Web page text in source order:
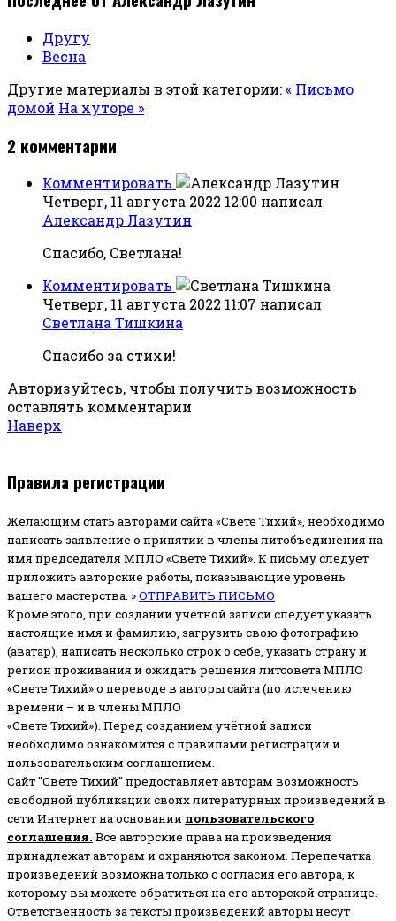
Другу
Весна
Другие материалы в этой категории:« Письмо
домой На хуторе »
2 комментарии
Комментировать
Четверг, 11 августа 2022 12:00 написал
Александр Лазутин
Спасибо, Светлана!
Комментировать
Четверг, 11 августа 2022 11:07 написал
Светлана Тишкина
Спасибо за стихи!
Авторизуйтесь, чтобы получить возможность
оставлять комментарии
Наверх
Правила регистрации
Желающим стать авторами сайта «Свете Тихий», необходимо
написать заявление о принятии в члены литобъединения на
имя председателя МПЛО «Свете Тихий». К письму следует
приложить авторские работы, показывающие уровень
вашего мастерства. »ОТПРАВИТЬ ПИСЬМО
Кроме этого, при создании учетной записи следует указать
настоящие имя и фамилию, загрузить свою фотографию
(аватар), написать несколько строк о себе, указать страну и
регион проживания и ожидать решения литсовета МПЛО
«Свете Тихий» о переводе в авторы сайта (по истечению
времени – и в члены МПЛО
«Свете Тихий»). Перед созданием учётной записи
необходимо ознакомится с правилами регистрации и
пользовательским соглашением.
Сайт "Свете Тихий" предоставляет авторам возможность
свободной публикации своих литературных произведений в
сети Интернет на основании пользовательского
соглашения. Все авторские права на произведения
принадлежат авторам и охраняются законом. Перепечатка
произведений возможна только с согласия его автора, к
которому вы можете обратиться на его авторской странице.
Ответственность за тексты произведений авторы несут